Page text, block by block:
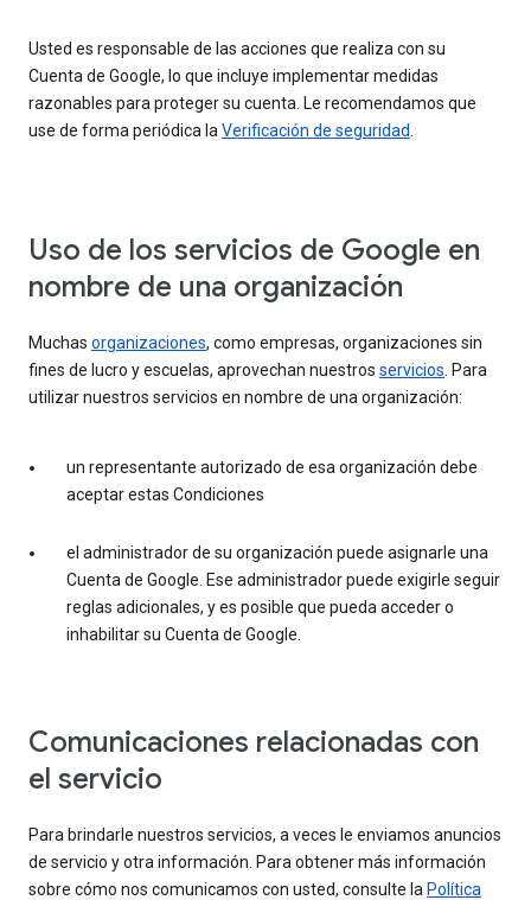
Usted es responsable de las acciones que realiza con su
Cuenta de Google, lo que incluye implementar medidas
razonables para proteger su cuenta. Le recomendamos que
use de forma periódica la Verificación de seguridad
Uso de los servicios de Google en
nombre de una organización
Muchas organizaciones, como empresas, organizaciones sin
fines de lucro y escuelas, aprovechan nuestros servicios . Para
utilizar nuestros servicios en nombre de una organización:
un representante autorizado de esa organización debe
aceptar estas Condiciones
el administrador de su organización puede asignarle una
Cuenta de Google. Ese administrador puede exigirle seguir
reglas adicionales, y es posible que pueda acceder o
inhabilitar su Cuenta de Google.
Comunicaciones relacionadas con
el servicio
Para brindarle nuestros servicios, a veces le enviamos anuncios
de servicio y otra información. Para obtener más información
sobre cómo nos comunicamos con usted, consulte la Política